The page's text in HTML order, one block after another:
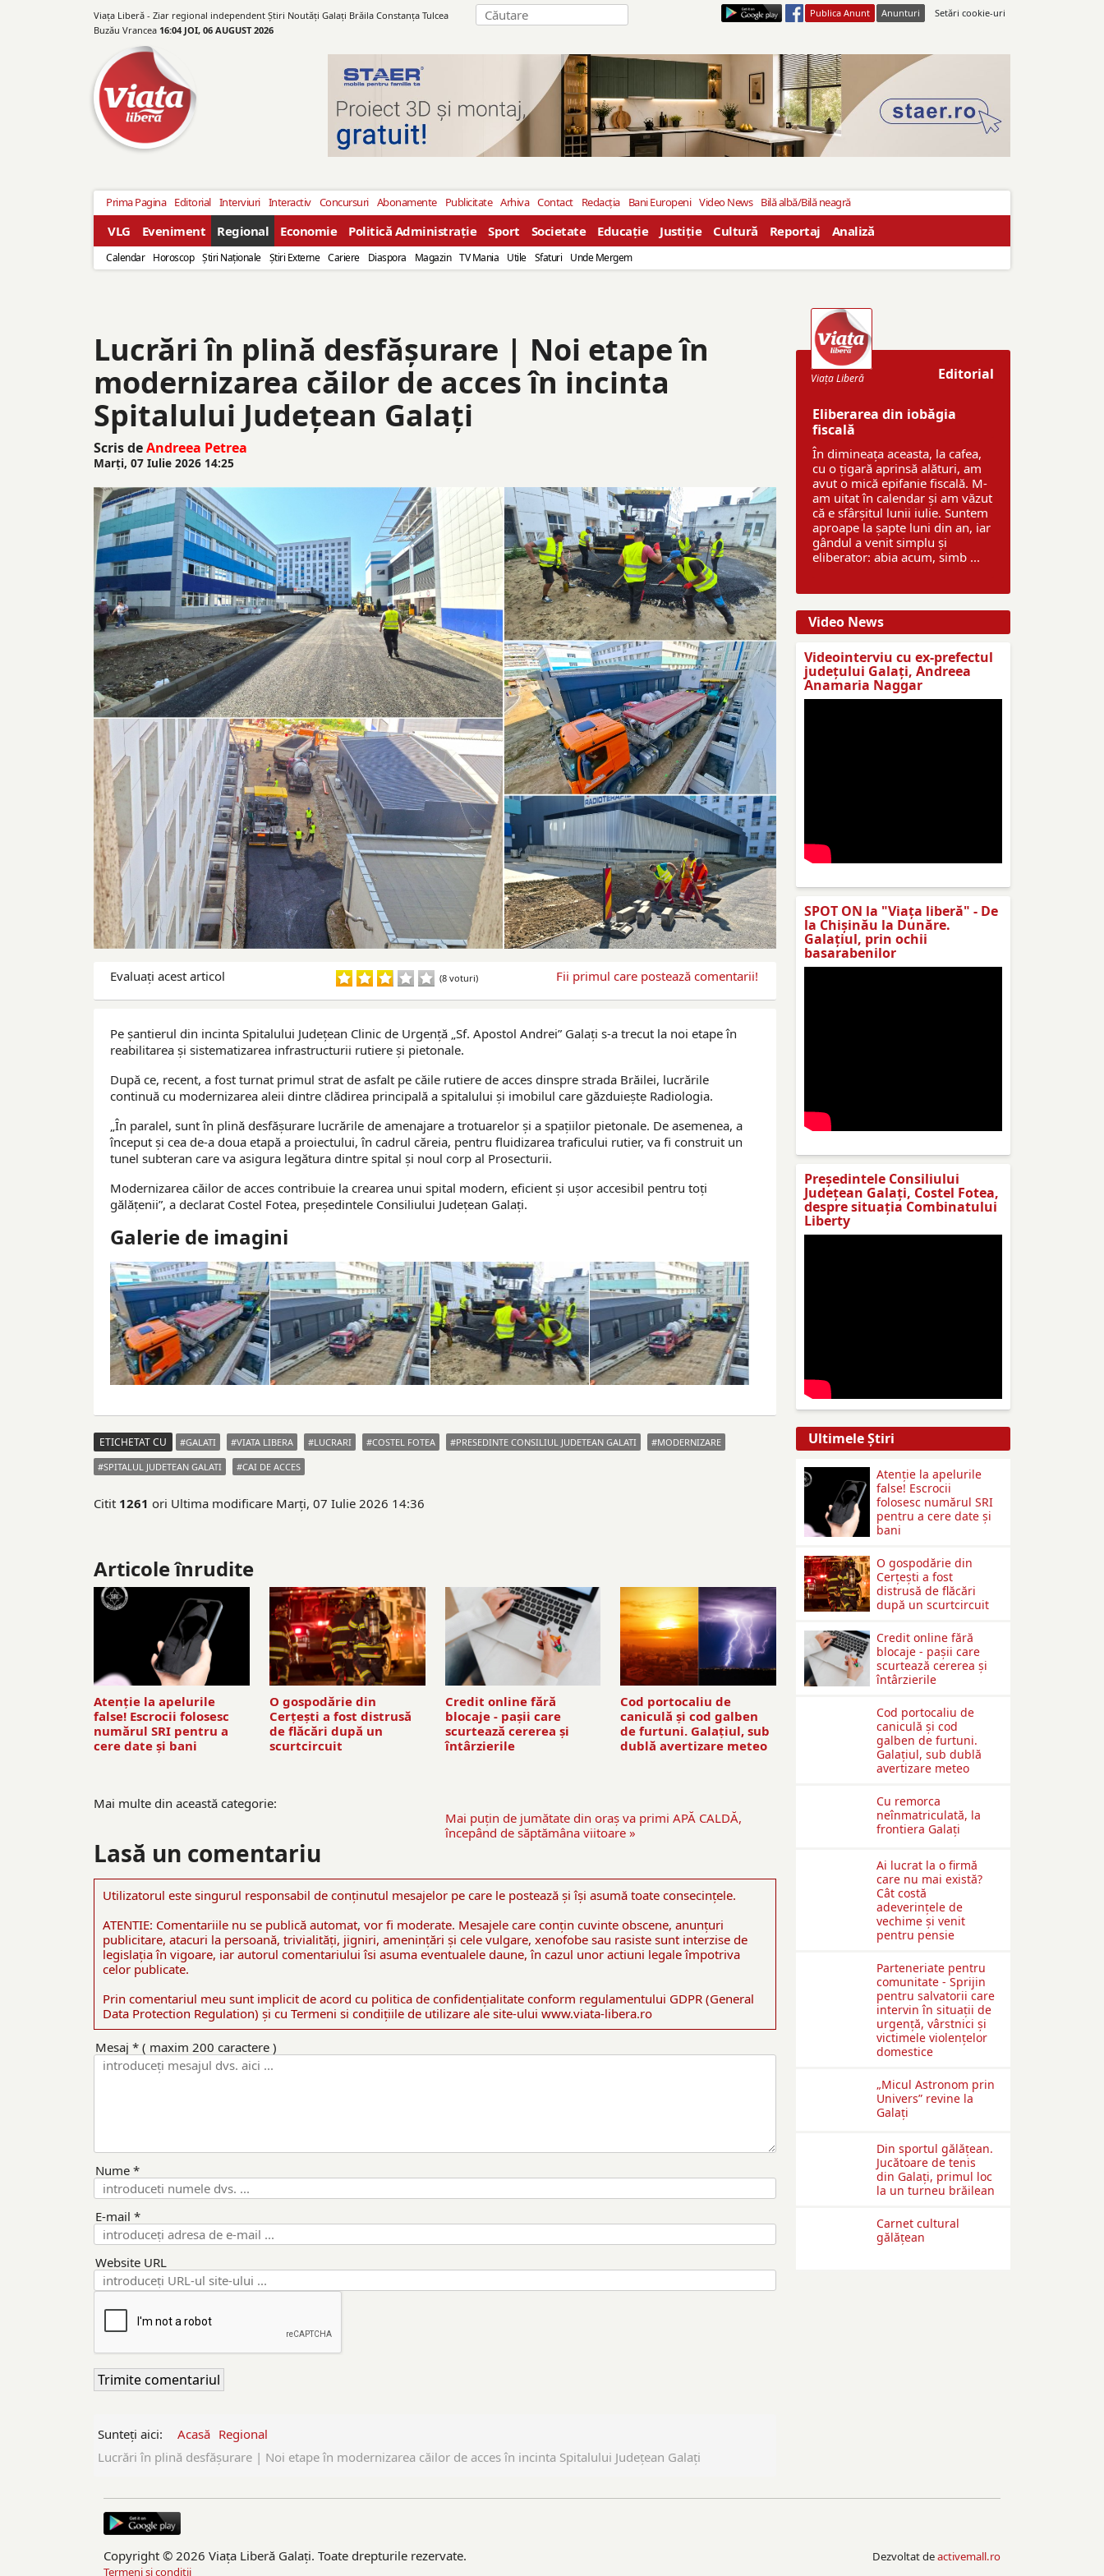
Viața Liberă - Ziar regional independent Știri Noutăți Galaţi Brăila Constanţa Tulcea
Buzău Vrancea 16:04 JOI, 06 AUGUST 2026
Publica Anunt Anunturi Setări cookie-uri
Prima Pagina Editorial Interviuri Interactiv Concursuri Abonamente Publicitate Arhiva Contact Redacția Bani Europeni Video News Bilă albă/Bilă neagră
VLG Eveniment Regional Economie Politică Administrație Sport Societate Educație Justiție Cultură Reportaj Analiză
Calendar Horoscop Ştiri Naţionale Ştiri Externe Cariere Diaspora Magazin TV Mania Utile Sfaturi Unde Mergem
Lucrări în plină desfășurare | Noi etape în
modernizarea căilor de acces în incinta
Spitalului Județean Galați
Scris deAndreea Petrea
Marți, 07 Iulie 2026 14:25
Evaluaţi acest articol (8 voturi) Fii primul care postează comentarii!
Pe șantierul din incinta Spitalului Județean Clinic de Urgență „Sf. Apostol Andrei” Galați s-a trecut la noi etape în
reabilitarea și sistematizarea infrastructurii rutiere și pietonale.
După ce, recent, a fost turnat primul strat de asfalt pe căile rutiere de acces dinspre strada Brăilei, lucrările
continuă cu modernizarea aleii dintre clădirea principală a spitalului și imobilul care găzduiește Radiologia.
„În paralel, sunt în plină desfășurare lucrările de amenajare a trotuarelor și a spațiilor pietonale. De asemenea, a
început și cea de-a doua etapă a proiectului, în cadrul căreia, pentru fluidizarea traficului rutier, va fi construit un
tunel subteran care va asigura legătura dintre spital și noul corp al Prosecturii.
Modernizarea căilor de acces contribuie la crearea unui spital modern, eficient și ușor accesibil pentru toți
gălățenii”, a declarat Costel Fotea, preşedintele Consiliului Judeţean Galaţi.
Galerie de imagini
ETICHETAT CU GALATI VIATA LIBERA LUCRARI COSTEL FOTEA PRESEDINTE CONSILIUL JUDETEAN GALATI
MODERNIZARE
SPITALUL JUDETEAN GALATI
CAI DE ACCES
Citit 1261 ori Ultima modificare Marți, 07 Iulie 2026 14:36
Articole înrudite
Atenție la apelurile
false! Escrocii folosesc
numărul SRI pentru a
cere date și bani
O gospodărie din
Cerțești a fost distrusă
de flăcări după un
scurtcircuit
Credit online fără
blocaje - pașii care
scurtează cererea și
întârzierile
Cod portocaliu de
caniculă și cod galben
de furtuni. Galațiul, sub
dublă avertizare meteo
Mai multe din această categorie:
Mai puţin de jumătate din oraş va primi APĂ CALDĂ,
începând de săptămâna viitoare »
Lasă un comentariu
Utilizatorul este singurul responsabil de conţinutul mesajelor pe care le postează şi îşi asumă toate consecinţele.
ATENTIE: Comentariile nu se publică automat, vor fi moderate. Mesajele care conţin cuvinte obscene, anunţuri
publicitare, atacuri la persoană, trivialităţi, jigniri, ameninţări şi cele vulgare, xenofobe sau rasiste sunt interzise de
legislaţia în vigoare, iar autorul comentariului îsi asuma eventualele daune, în cazul unor actiuni legale împotriva
celor publicate.
Prin comentariul meu sunt implicit de acord cu politica de confidenţialitate conform regulamentului GDPR (General
Data Protection Regulation) şi cu Termeni si condițiile de utilizare ale site-ului www.viata-libera.ro
Mesaj * ( maxim 200 caractere )
Nume *
E-mail *
Website URL
Sunteți aici: Acasă Regional
Lucrări în plină desfășurare | Noi etape în modernizarea căilor de acces în incinta Spitalului Județean Galați
Editorial
Viaţa Liberă
Eliberarea din iobăgia
fiscală
În dimineața aceasta, la cafea,
cu o țigară aprinsă alături, am
avut o mică epifanie fiscală. M-
am uitat în calendar și am văzut
că e sfârșitul lunii iulie. Suntem
aproape la șapte luni din an, iar
gândul a venit simplu și
eliberator: abia acum, simb ...
Video News
Videointerviu cu ex-prefectul
judeţului Galaţi, Andreea
Anamaria Naggar
SPOT ON la "Viaţa liberă" - De
la Chișinău la Dunăre.
Galațiul, prin ochii
basarabenilor
Preşedintele Consiliului
Judeţean Galaţi, Costel Fotea,
despre situaţia Combinatului
Liberty
Ultimele Ştiri
Atenție la apelurile
false! Escrocii
folosesc numărul SRI
pentru a cere date și
bani
O gospodărie din
Cerțești a fost
distrusă de flăcări
după un scurtcircuit
Credit online fără
blocaje - pașii care
scurtează cererea și
întârzierile
Cod portocaliu de
caniculă și cod
galben de furtuni.
Galațiul, sub dublă
avertizare meteo
Cu remorca
neînmatriculată, la
frontiera Galați
Ai lucrat la o firmă
care nu mai există?
Cât costă
adeverințele de
vechime și venit
pentru pensie
Parteneriate pentru
comunitate - Sprijin
pentru salvatorii care
intervin în situații de
urgență, vârstnici și
victimele violențelor
domestice
„Micul Astronom prin
Univers” revine la
Galați
Din sportul gălățean.
Jucătoare de tenis
din Galați, primul loc
la un turneu brăilean
Carnet cultural
gălăţean
Copyright © 2026 Viaţa Liberă Galaţi. Toate drepturile rezervate. Dezvoltat deactivemall.ro
Termeni si conditii